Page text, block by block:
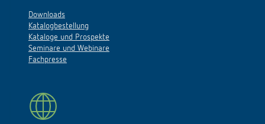
Downloads
Katalogbestellung
Kataloge und Prospekte
Seminare und Webinare
Fachpresse